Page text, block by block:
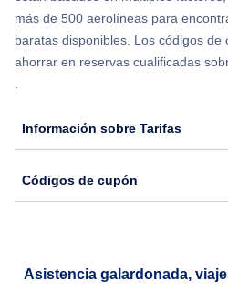
más de 500 aerolíneas para
baratas disponibles. Los códigos de
ahorrar en reservas cualificadas
.
Información sobre Tarifas
Códigos de cupón
Asistencia galardonada,